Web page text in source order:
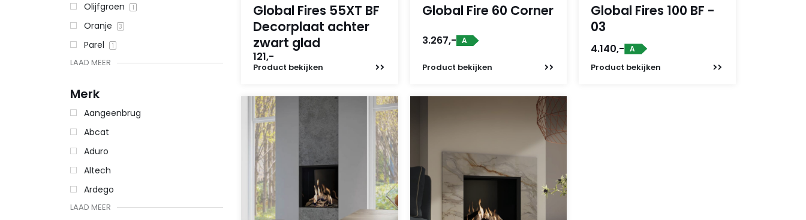
Olijfgroen 1
Oranje 3
Parel 1
LAAD MEER
Merk
Aangeenbrug
Abcat
Aduro
Altech
Ardego
LAAD MEER
Global Fires 55XT BF
Decorplaat achter
zwart glad
121,-
Product bekijken
Global Fire 60 Corner
3.267,- A
Product bekijken
Global Fires 100 BF -
03
4.140,- A
Product bekijken